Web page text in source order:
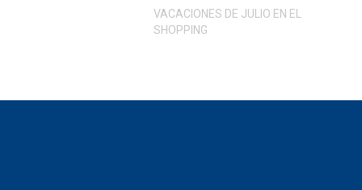
VACACIONES DE JULIO EN EL
SHOPPING